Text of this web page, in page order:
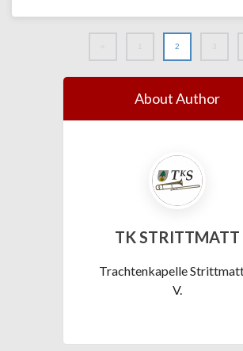
2
About Author
TK STRITTMATT
Trachtenkapelle Strittmatt
V.